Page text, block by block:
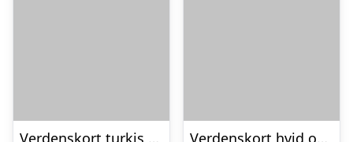
Verdenskort turkis af Illux
Verdenskort hvid og grå af Illux